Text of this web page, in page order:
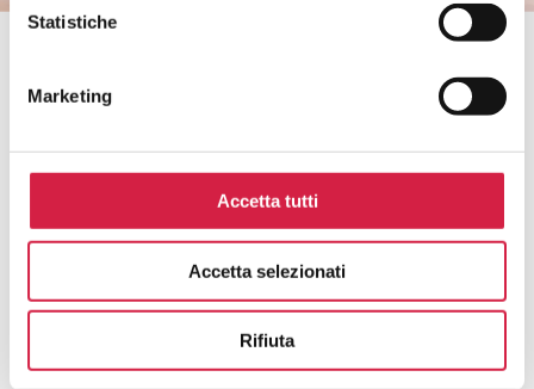
Statistiche
Marketing
Accetta tutti
Accetta selezionati
Rifiuta
SUPPORTO PER I PAZIENTI
Domande relative agli ospedali
Domande relative alle iniziative